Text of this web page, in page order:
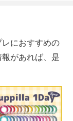
におすすめの
があれば、是